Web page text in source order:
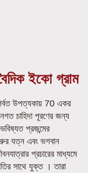
ইকো গ্রাম
উপত্যকায় 70 একর
চাহিদা পূরণের জন্য
প্রজন্মের
যত্ন এবং ভগবান
প্রচারের মাধ্যমে
সাথে যুক্ত । তারা